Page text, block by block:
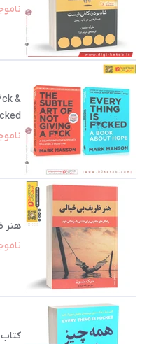
&
هنر